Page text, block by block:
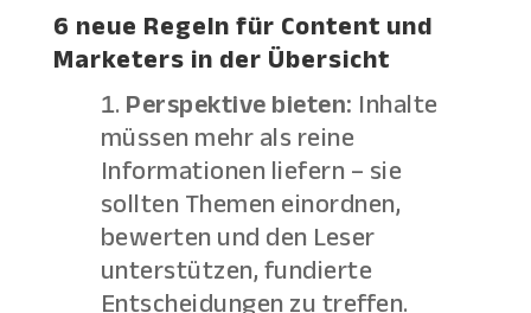
6 neue Regeln für Content und
Marketers in der Übersicht
Perspektive bieten:Inhalte
müssen mehr als reine
Informationen liefern – sie
sollten Themen einordnen,
bewerten und den Leser
unterstützen, fundierte